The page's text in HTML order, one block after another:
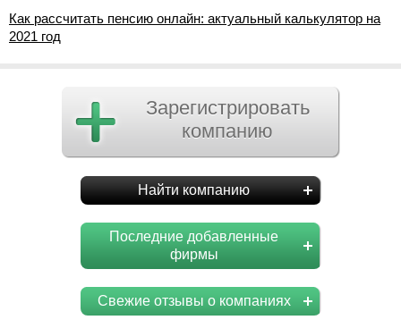
Как рассчитать пенсию онлайн: актуальный калькулятор на
2021 год
Зарегистрировать
компанию
Найти компанию
Последние добавленные
фирмы
Свежие отзывы о компаниях